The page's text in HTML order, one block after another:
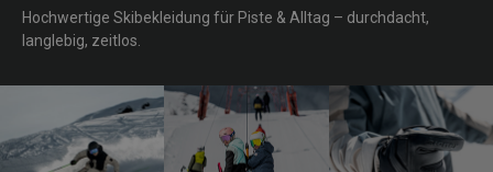
Hochwertige Skibekleidung für Piste & Alltag – durchdacht,
langlebig, zeitlos.